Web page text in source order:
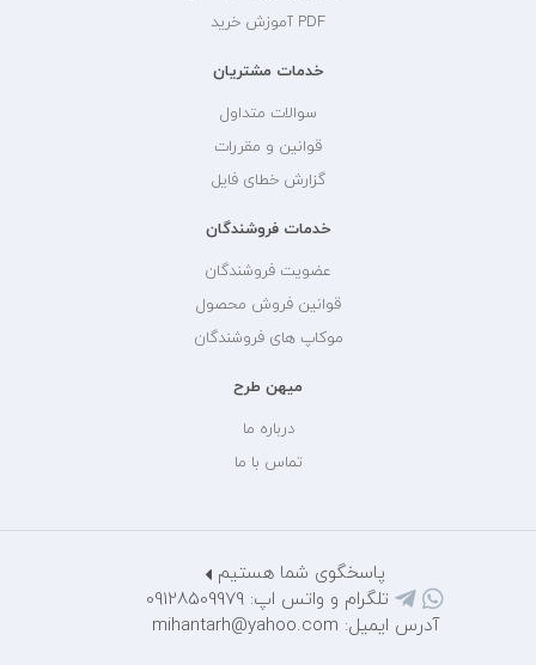
PDF آموزش خرید
خدمات مشتریان
سوالات متداول
قوانین و مقررات
گزارش خطای فایل
خدمات فروشندگان
عضویت فروشندگان
قوانین فروش محصول
موکاپ های فروشندگان
میهن طرح
درباره ما
تماس با ما
پاسخگوی شما هستیم
تلگرام و واتس اپ: 09128509979
آدرس ایمیل: mihantarh@yahoo.com